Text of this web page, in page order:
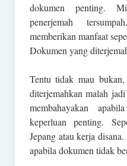
dokumen penting.
penerjemah
memberikan manfaat
Dokumen yang
Tentu tidak mau
diterjemahkan malah
membahayakan
keperluan penting.
Jepang atau kerja
apabila dokumen tidak